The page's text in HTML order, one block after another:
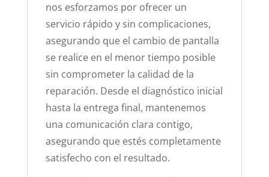
nos esforzamos por ofrecer un
servicio rápido y sin complicaciones,
asegurando que el cambio de pantalla
se realice en el menor tiempo posible
sin comprometer la calidad de la
reparación. Desde el diagnóstico inicial
hasta la entrega final, mantenemos
una comunicación clara contigo,
asegurando que estés completamente
satisfecho con el resultado.